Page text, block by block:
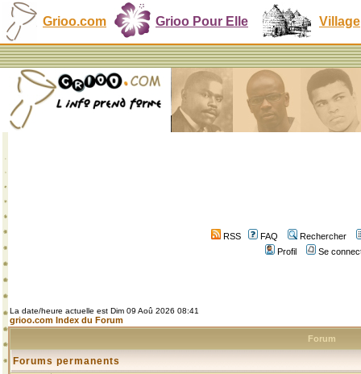
Grioo.com Grioo Pour Elle Village
RSS FAQ
Rechercher
Profil
Se
La date/heure actuelle est Dim 09 Aoû 2026 08:41
grioo.com Index du Forum
Forum
Forums permanents